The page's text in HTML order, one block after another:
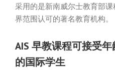
采用的是新南威尔士教育部
界范围认可的著名教育机构。
AIS 早教课程可接受
的国际学生